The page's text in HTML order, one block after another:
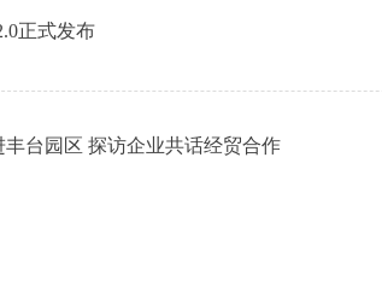
正式发布
台园区 探访企业共话经贸合作